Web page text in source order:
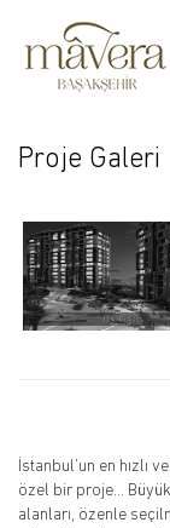
Proje Galeri
İstanbul’un en hızlı
özel bir proje…
alanları, özenle